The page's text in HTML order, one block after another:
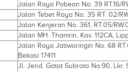
Jalan Raya Pabean No. 39 RT.16/
Jalan Tebet Raya No. 35 RT. 02/
Jalan Kenjeran No. 361, RT.05/
Jalan MH. Thamrin, Kav. 112CA,
Jalan Raya Jatiwaringin No. 68
Bekasi 17411
Jl. Jend. Gatot Subroto No.90, Lkr.